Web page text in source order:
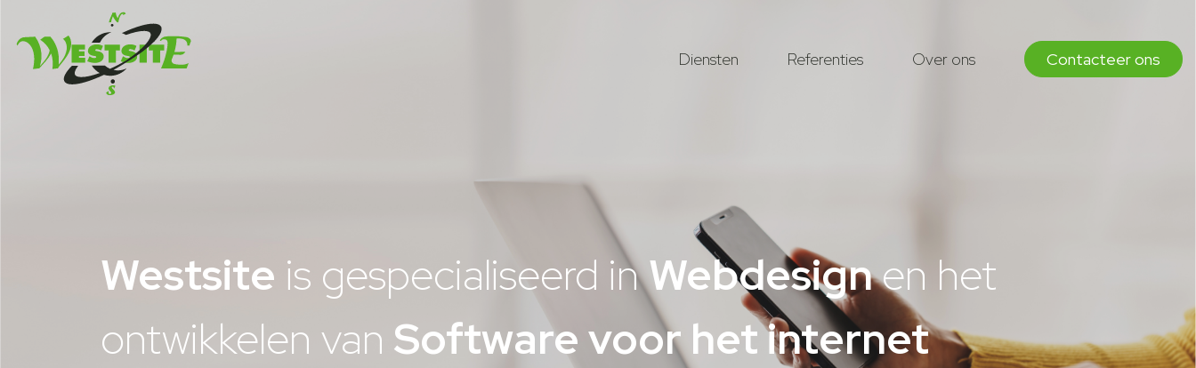
Diensten Referenties Over ons Contacteer ons
Westsite is gespecialiseerd inWebdesignen het
ontwikkelen van Software voor het internet